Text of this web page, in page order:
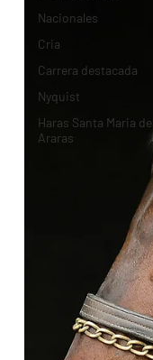
Nacionales
Cria
Carrera destacada
Nyquist
Haras Santa Maria de
Araras